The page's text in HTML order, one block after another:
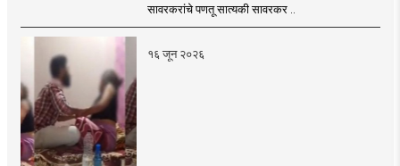
निष्ठा व्यक्त केली नाही’!
पणतू सात्यकी सावरकर
यांनी न्यायालयात सादर
केला दावा
सावरकरांचे पणतू सात्यकी सावरकर ..
१६ जून २०२६